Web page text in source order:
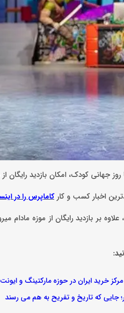
جهانی کودک، امکان بازدید رایگان
اخبار کسب و کارکاماپرس را در
خرید ایران در حوزه مارکتینگ و
جایی که تاریخ و تفریح به هم می رسند